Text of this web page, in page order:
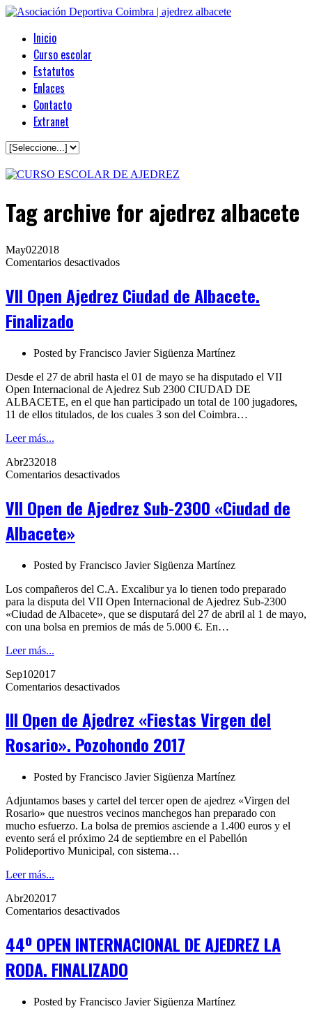
Inicio
Curso escolar
Estatutos
Enlaces
Contacto
Extranet
Tag archive for ajedrez albacete
May022018
Comentarios desactivadosen
Ajedrez
Finalizado
VII Open Ajedrez Ciudad de Albacete.
Finalizado
Posted by Francisco Javier Sigüenza Martínez
Desde el 27 de abril hasta el 01 de mayo se ha disputado el VII
Open Internacional de Ajedrez Sub 2300 CIUDAD DE
ALBACETE, en el que han participado un total de 100 jugadores,
11 de ellos titulados, de los cuales 3 son del Coimbra…
Leer más...
Abr232018
Comentarios desactivadosen
de
«Ciudad
Albacete»
VII Open de Ajedrez Sub-2300 «Ciudad de
Albacete»
Posted by Francisco Javier Sigüenza Martínez
Los compañeros del C.A. Excalibur ya lo tienen todo preparado
para la disputa del VII Open Internacional de Ajedrez Sub-2300
«Ciudad de Albacete», que se disputará del 27 de abril al 1 de mayo,
con una bolsa en premios de más de 5.000 €. En…
Leer más...
Sep102017
Comentarios desactivadosen
de
Ajedrez
«Fiestas
del
Pozohondo
2017
III Open de Ajedrez «Fiestas Virgen del
Rosario». Pozohondo 2017
Posted by Francisco Javier Sigüenza Martínez
Adjuntamos bases y cartel del tercer open de ajedrez «Virgen del
Rosario» que nuestros vecinos manchegos han preparado con
mucho esfuerzo. La bolsa de premios asciende a 1.400 euros y el
evento será el próximo 24 de septiembre en el Pabellón
Polideportivo Municipal, con sistema…
Leer más...
Abr202017
Comentarios desactivadosen
INTERNACIONAL
AJEDREZ
RODA.
FINALIZADO
44º OPEN INTERNACIONAL DE AJEDREZ LA
RODA. FINALIZADO
Posted by Francisco Javier Sigüenza Martínez